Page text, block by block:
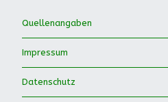
Quellenangaben
Impressum
Datenschutz